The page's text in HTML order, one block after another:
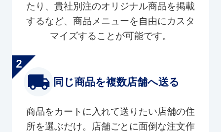
たり、貴社別注のオリジナル商品を掲載
するなど、商品メニューを自由にカスタ
マイズすることが可能です。
同じ商品を複数店舗へ送る
商品をカートに入れて送りたい店舗の住
所を選ぶだけ。店舗ごとに面倒な注文作